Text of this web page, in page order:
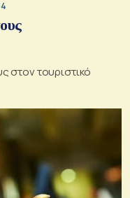
στον τουριστικό